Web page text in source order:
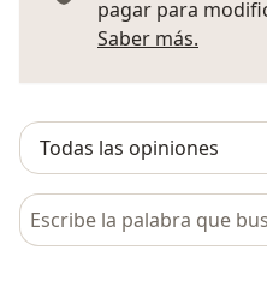
pagar para
Saber más.
Busca en opiniones